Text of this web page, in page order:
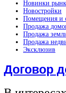
Новинки
Новостройки
Помещения и
Продажа
Продажа
Продажа
Эксклюзив
Договор